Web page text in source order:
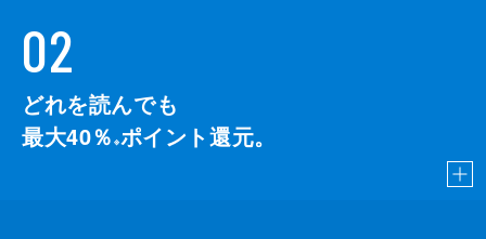
02
どれを読んでも
最大40％ ※ポイント還元。